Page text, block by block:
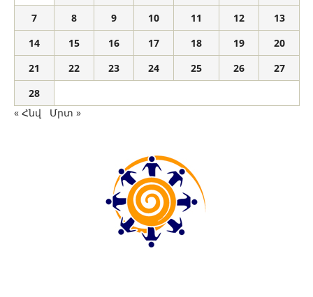
7
8 9 10 11 12
13
14
15 16 17 18 19
20
21
22 23 24 25 26
27
28
« Հնվ
Մրտ »